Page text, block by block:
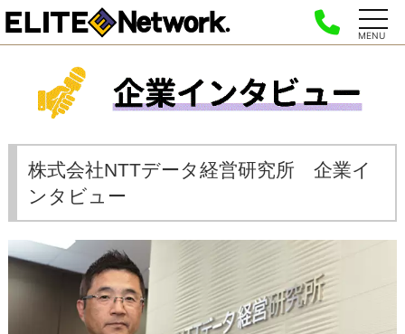
MENU
株式会社NTTデータ経営研究所 企業イ
ンタビュー